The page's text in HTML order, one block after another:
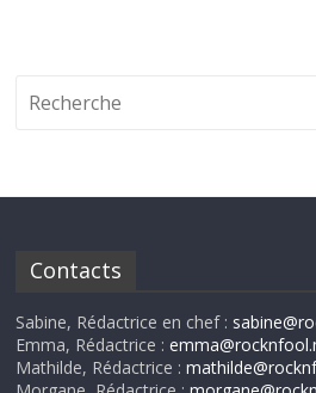
Contacts
Sabine, Rédactrice en chef :
Emma, Rédactrice :
Mathilde, Rédactrice :